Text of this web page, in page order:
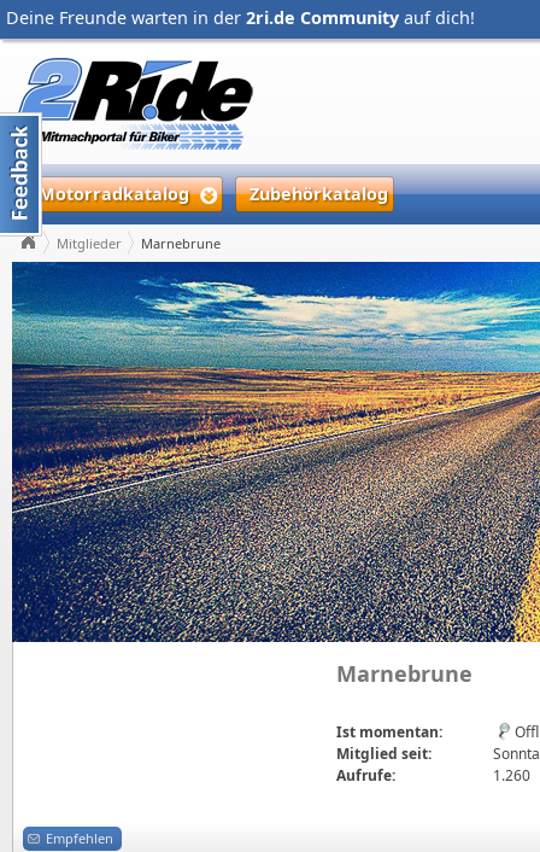
Deine Freunde warten in der 2ri.de Community auf dich!
Motorradkatalog Zubehörkatalog
Mitglieder Marnebrune
Marnebrune
Ist momentan:
Mitglied seit:
Aufrufe:
1.260
Empfehlen